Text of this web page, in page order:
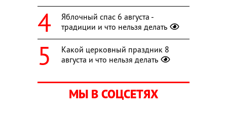
Яблочный спас 6 августа -
традиции и что нельзя делать
Какой церковный праздник 8
августа и что нельзя делать
МЫ В СОЦСЕТЯХ